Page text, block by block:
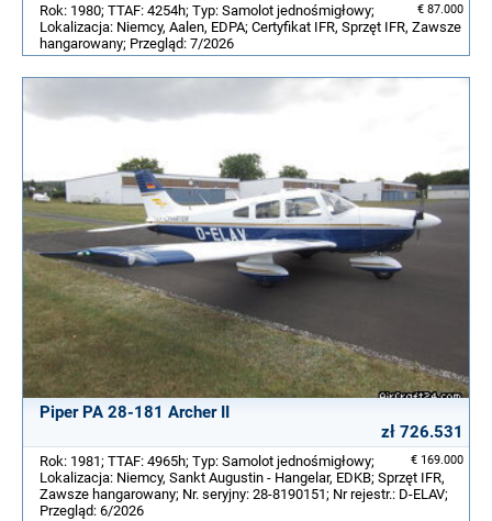
€ 87.000
Rok: 1980; TTAF: 4254h; Typ: Samolot jednośmigłowy;
Lokalizacja: Niemcy, Aalen, EDPA; Certyfikat IFR, Sprzęt IFR, Zawsze
hangarowany; Przegląd: 7/2026
Piper PA 28-181 Archer II
zł 726.531
€ 169.000
Rok: 1981; TTAF: 4965h; Typ: Samolot jednośmigłowy;
Lokalizacja: Niemcy, Sankt Augustin - Hangelar, EDKB; Sprzęt IFR,
Zawsze hangarowany; Nr. seryjny: 28-8190151; Nr rejestr.: D-ELAV;
Przegląd: 6/2026